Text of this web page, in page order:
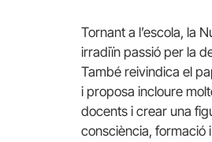
Tornant a l’escola, la
irradiïn passió per la
També reivindica el
i proposa incloure
docents i crear una
consciència, formació